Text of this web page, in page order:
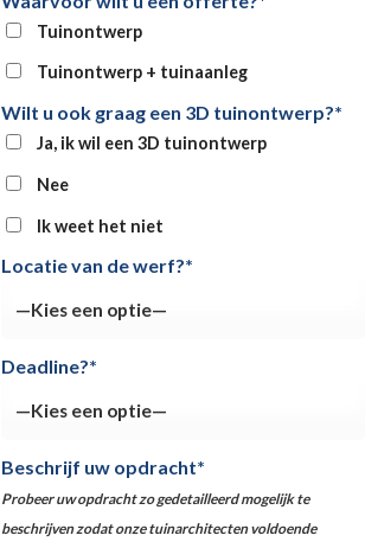
Tuinontwerp
Tuinontwerp + tuinaanleg
Wilt u ook graag een 3D tuinontwerp?*
Ja, ik wil een 3D tuinontwerp
Nee
Ik weet het niet
Locatie van de werf?*
Deadline?*
Beschrijf uw opdracht*
Probeer uw opdracht zo gedetailleerd mogelijk te
beschrijven zodat onze tuinarchitecten voldoende